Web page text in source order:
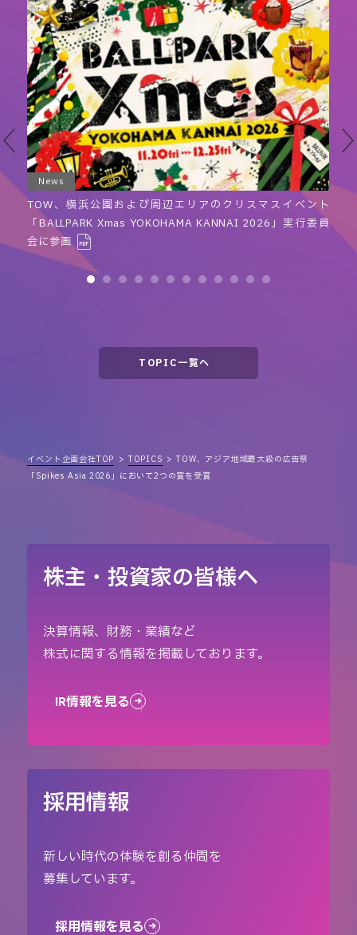
News
TOW、横浜公園および周辺エリアのクリスマスイベント
「BALLPARK Xmas YOKOHAMA KANNAI 2026」実行委員
会に参画
TOPIC一覧へ
イベント企画会社TOP TOPICS
TOW、アジア地域最大級の広告祭
「Spikes Asia 2026」において2つの賞を受賞
株主・投資家の皆様へ
決算情報、財務・業績など
株式に関する情報を掲載しております。
IR情報を見る
採用情報
新しい時代の体験を創る仲間を
募集しています。
採用情報を見る